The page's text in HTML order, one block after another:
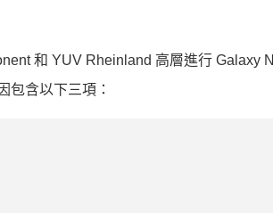
和 YUV Rheinland 高層進行 Galaxy
包含以下三項：